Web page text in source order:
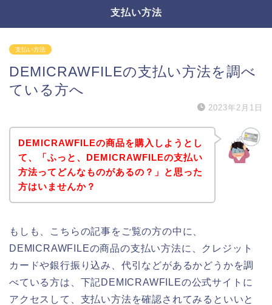
支払い方法
支払い方法
DEMICRAWFILEの支払い方法を調べ
ている方へ
2023年2月1日
DEMICRAWFILEの商品を購入しようとし
て、「ふっと、DEMICRAWFILEの支払い
方法ってどんなものがあるの？」と思った
方はいませんか？
もしも、こちらの記事をご覧の方の中に、
DEMICRAWFILEの商品の支払い方法に、クレジット
カードや銀行振り込み、代引などがあるかどうかを調
べている方は、下記DEMICRAWFILEの公式サイトに
アクセスして、支払い方法を確認されてみるといいと